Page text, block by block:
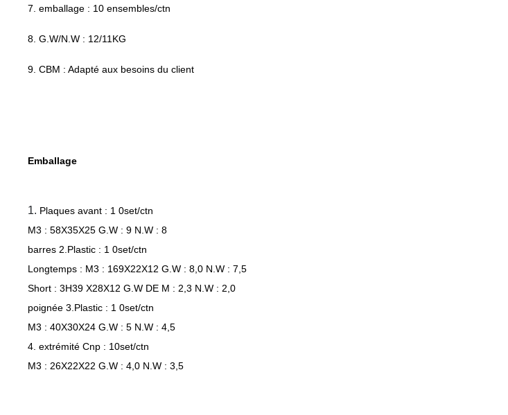
7. emballage : 10 ensembles/ctn
8. G.W/N.W : 12/11KG
9. CBM : Adapté aux besoins du client
Emballage
1. Plaques avant : 1 0set/ctn
M3 : 58X35X25 G.W : 9 N.W : 8
barres 2.Plastic : 1 0set/ctn
Longtemps : M3 : 169X22X12 G.W : 8,0 N.W : 7,5
Short : 3H39 X28X12 G.W DE M : 2,3 N.W : 2,0
poignée 3.Plastic : 1 0set/ctn
M3 : 40X30X24 G.W : 5 N.W : 4,5
4. extrémité Cnp : 10set/ctn
M3 : 26X22X22 G.W : 4,0 N.W : 3,5